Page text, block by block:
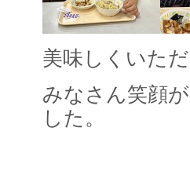
美味しくいた
みなさん笑顔
した。